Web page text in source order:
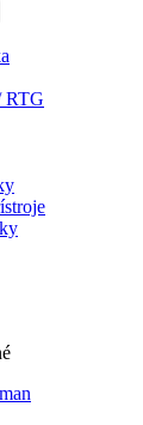
RTG